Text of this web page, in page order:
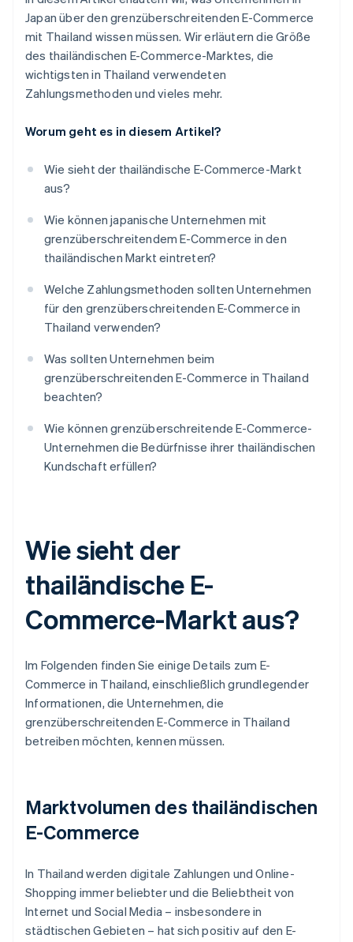
Japan über den grenzüberschreitenden E-Commerce
mit Thailand wissen müssen. Wir erläutern die Größe
des thailändischen E-Commerce-Marktes, die
wichtigsten in Thailand verwendeten
Zahlungsmethoden und vieles mehr.
Worum geht es in diesem Artikel?
Wie sieht der thailändische E-Commerce-Markt
aus?
Wie können japanische Unternehmen mit
grenzüberschreitendem E-Commerce in den
thailändischen Markt eintreten?
Welche Zahlungsmethoden sollten Unternehmen
für den grenzüberschreitenden E-Commerce in
Thailand verwenden?
Was sollten Unternehmen beim
grenzüberschreitenden E-Commerce in Thailand
beachten?
Wie können grenzüberschreitende E-Commerce-
Unternehmen die Bedürfnisse ihrer thailändischen
Kundschaft erfüllen?
Wie sieht der
thailändische E-
Commerce-Markt aus?
Im Folgenden finden Sie einige Details zum E-
Commerce in Thailand, einschließlich grundlegender
Informationen, die Unternehmen, die
grenzüberschreitenden E-Commerce in Thailand
betreiben möchten, kennen müssen.
Marktvolumen des thailändischen
E-Commerce
In Thailand werden digitale Zahlungen und Online-
Shopping immer beliebter und die Beliebtheit von
Internet und Social Media – insbesondere in
städtischen Gebieten – hat sich positiv auf den E-